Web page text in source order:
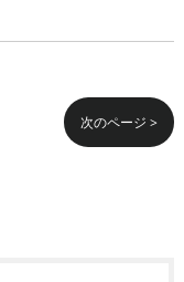
次のページ >